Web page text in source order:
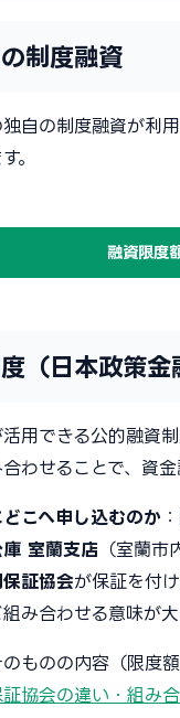
制度融資
自の制度融資が利
。
融資限度
（日本政策
用できる公的融資
わせることで、資
こへ申し込むのか
庫 室蘭支店 （室蘭
証協会が保証を付
み合わせる意味が大
ものの内容（限度
協会の違い・組み合